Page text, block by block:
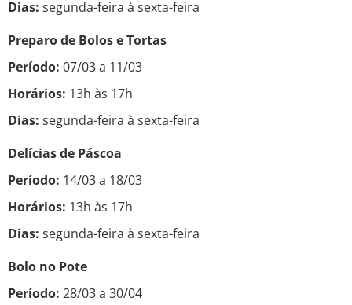
Dias: segunda-feira à sexta-feira
Preparo de Bolos e Tortas
Período: 07/03 a 11/03
Horários: 13h às 17h
Dias: segunda-feira à sexta-feira
Delícias de Páscoa
Período: 14/03 a 18/03
Horários: 13h às 17h
Dias: segunda-feira à sexta-feira
Bolo no Pote
Período: 28/03 a 30/04